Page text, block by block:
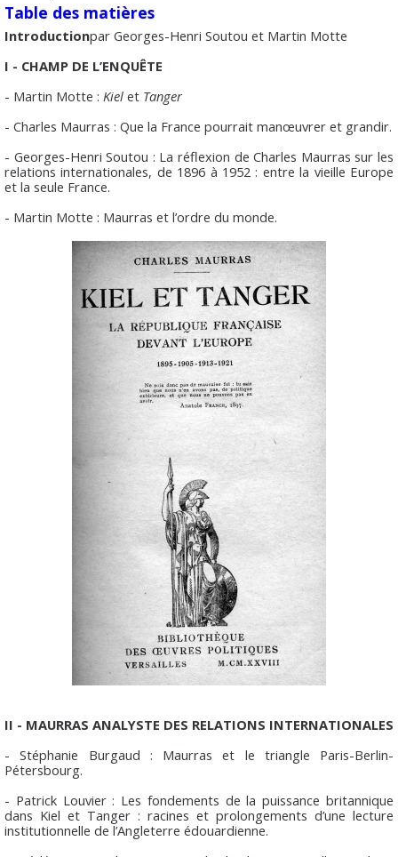
Table des matières
Introductionpar Georges-Henri Soutou et Martin Motte
I - CHAMP DE L’ENQUÊTE
- Martin Motte : Kiel et Tanger
- Charles Maurras : Que la France pourrait manœuvrer et grandir.
- Georges-Henri Soutou : La réflexion de Charles Maurras sur les
relations internationales, de 1896 à 1952 : entre la vieille Europe
et la seule France.
- Martin Motte : Maurras et l’ordre du monde.
II - MAURRAS ANALYSTE DES RELATIONS INTERNATIONALES
- Stéphanie Burgaud : Maurras et le triangle Paris-Berlin-
Pétersbourg.
- Patrick Louvier : Les fondements de la puissance britannique
dans Kiel et Tanger : racines et prolongements d’une lecture
institutionnelle de l’Angleterre édouardienne.